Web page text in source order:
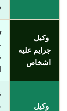
وکیل
جرایم علیه
اشخاص
وکیل